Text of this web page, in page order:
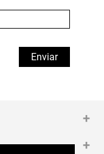
+
+